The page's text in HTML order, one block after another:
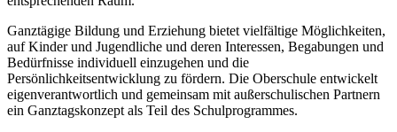
Ganztägige Bildung und Erziehung bietet vielfältige Möglichkeiten,
auf Kinder und Jugendliche und deren Interessen, Begabungen und
Bedürfnisse individuell einzugehen und die
Persönlichkeitsentwicklung zu fördern. Die Oberschule entwickelt
eigenverantwortlich und gemeinsam mit außerschulischen Partnern
ein Ganztagskonzept als Teil des Schulprogrammes.